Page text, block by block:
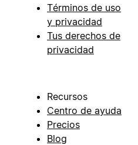
Términos de uso
y privacidad
Tus derechos de
privacidad
Recursos
Centro de ayuda
Precios
Blog